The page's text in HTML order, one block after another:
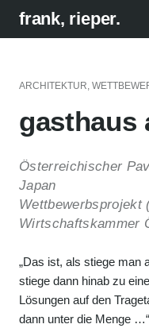
frank, rieper.
contentARCHITEKTUR,
gasthaus
Österreichischer
Japan
Wettbewerbsprojekt
Wirtschaftskammer
„Das ist, als stiege man
stiege dann hinab zu
Lösungen auf den
dann unter die Menge